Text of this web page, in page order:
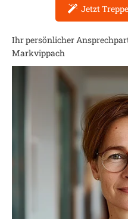
Jetzt
Ihr persönlicher
Markvippach